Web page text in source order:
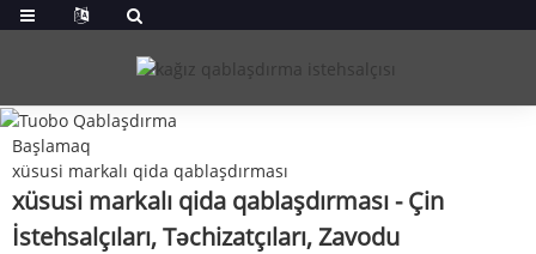
Başlamaq
xüsusi markalı qida qablaşdırması
xüsusi markalı qida qablaşdırması - Çin
İstehsalçıları, Təchizatçıları, Zavodu